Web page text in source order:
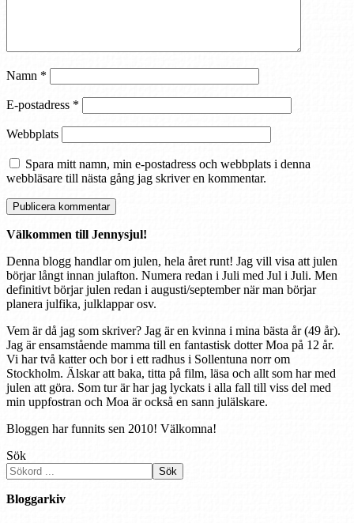
Namn *
E-postadress *
Webbplats
Spara mitt namn, min e-postadress och webbplats i denna
webbläsare till nästa gång jag skriver en kommentar.
Välkommen till Jennysjul!
Denna blogg handlar om julen, hela året runt! Jag vill visa att julen
börjar långt innan julafton. Numera redan i Juli med Jul i Juli. Men
definitivt börjar julen redan i augusti/september när man börjar
planera julfika, julklappar osv.
Vem är då jag som skriver? Jag är en kvinna i mina bästa år (49 år).
Jag är ensamstående mamma till en fantastisk dotter Moa på 12 år.
Vi har två katter och bor i ett radhus i Sollentuna norr om
Stockholm. Älskar att baka, titta på film, läsa och allt som har med
julen att göra. Som tur är har jag lyckats i alla fall till viss del med
min uppfostran och Moa är också en sann julälskare.
Bloggen har funnits sen 2010! Välkomna!
Sök
Sök
Bloggarkiv